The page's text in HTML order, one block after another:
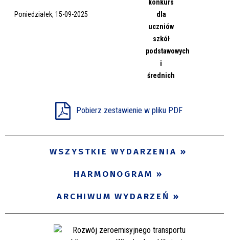
Miejsce
Poniedziałek, 15-09-2025
konkurs
dla
uczniów
szkół
podstawowych
i
średnich
Pobierz zestawienie w pliku PDF
WSZYSTKIE WYDARZENIA
HARMONOGRAM
ARCHIWUM WYDARZEŃ